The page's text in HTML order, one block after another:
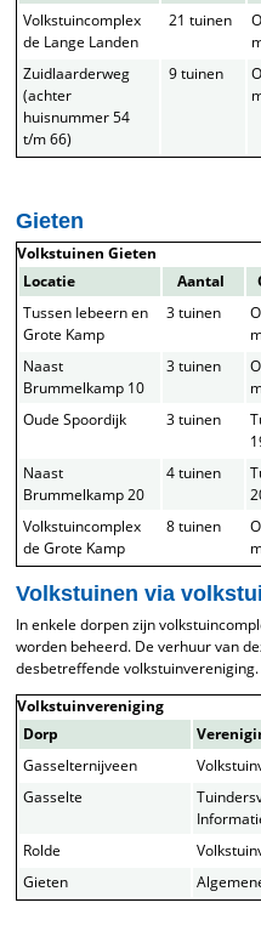
Volkstuincomplex
de Lange Landen
21 tuinen
Zuidlaarderweg
(achter
huisnummer 54
t/m 66)
9 tuinen
Gieten
Volkstuinen Gieten
Locatie
Aantal
Tussen Iebeern en
Grote Kamp
3 tuinen
Naast
Brummelkamp 10
3 tuinen
Oude Spoordijk
3 tuinen
Naast
Brummelkamp 20
4 tuinen
Volkstuincomplex
de Grote Kamp
8 tuinen
Volkstuinen via
In enkele dorpen zijn
worden beheerd. De verhuur van
desbetreffende volkstuinvereniging.
Volkstuinvereniging
Dorp
Gasselternijveen
Gasselte
Rolde
Gieten